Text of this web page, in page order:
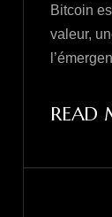
Bitcoin
valeur,
READ